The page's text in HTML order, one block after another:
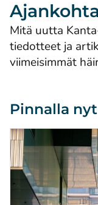
Mitä uutta
tiedotteet ja
viimeisimmät
Pinnalla nyt